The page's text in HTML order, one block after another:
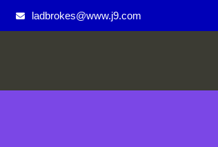
ladbrokes@www.j9.com